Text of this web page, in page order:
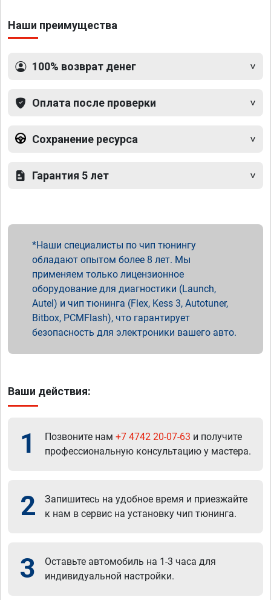
Наши преимущества
100% возврат денег
Оплата после проверки
Сохранение ресурса
Гарантия 5 лет
Наши специалисты по чип тюнингу
обладают опытом более 8 лет. Мы
применяем только лицензионное
оборудование для диагностики (Launch,
Autel) и чип тюнинга (Flex, Kess 3, Autotuner,
Bitbox, PCMFlash), что гарантирует
безопасность для электроники вашего авто.
Ваши действия:
1 Позвоните нам +7 4742 20-07-63 и получите
профессиональную консультацию у мастера.
2
Запишитесь на удобное время и приезжайте
к нам в сервис на установку чип тюнинга.
3
Оставьте автомобиль на 1-3 часа для
индивидуальной настройки.